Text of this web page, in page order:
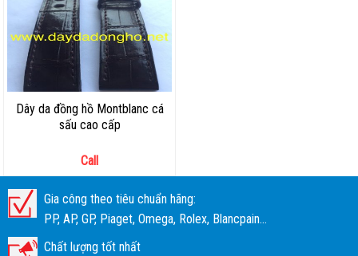
Dây da đồng hồ Montblanc cá
sấu cao cấp
Call
Gia công theo tiêu chuẩn hãng:
PP, AP, GP, Piaget, Omega, Rolex, Blancpain...
Chất lượng tốt nhất